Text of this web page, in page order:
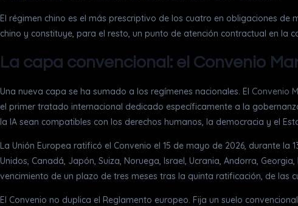
El régimen chino es el más prescriptivo de los cuatro en obligaciones
chino y constituye, para el resto, un punto de atención contractual en la
La capa convencional: el Convenio
Una nueva capa se ha sumado a los regímenes nacionales. El Convenio
el primer tratado internacional dedicado específicamente a la
la IA sean compatibles con los derechos humanos, la democracia y el
La Unión Europea ratificó el Convenio el 15 de mayo de 2026, durante la
Unidos, Canadá, Japón, Suiza, Noruega, Israel, Ucrania, Andorra,
vencimiento de un plazo de tres meses tras la quinta ratificación, de las
El Convenio no duplica el Reglamento europeo. Fija un suelo